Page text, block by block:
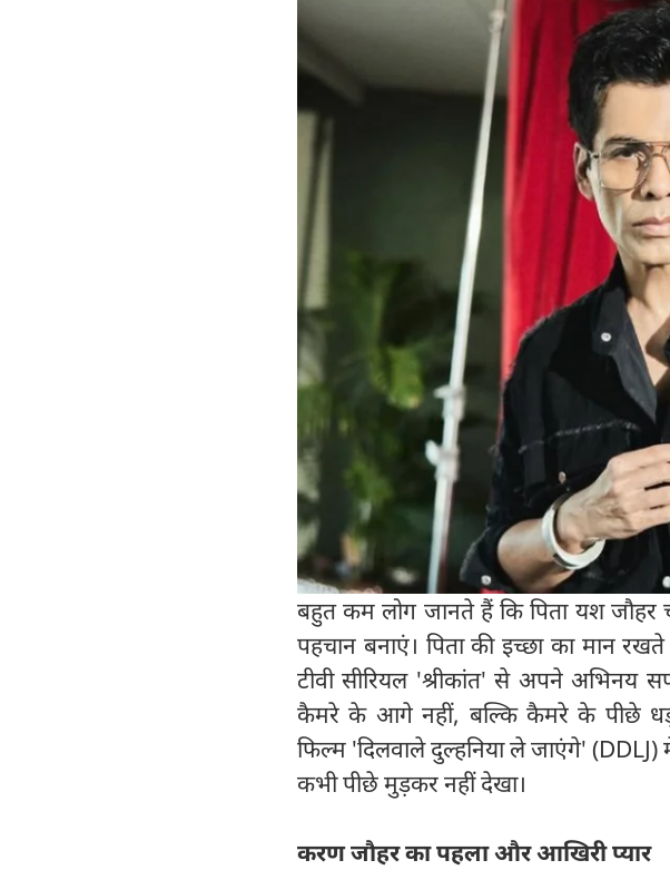
बहुत कम लोग जानते हैं कि पिता यश
पहचान बनाएं। पिता की इच्छा का मान
टीवी सीरियल 'श्रीकांत' से अपने
कैमरे के आगे नहीं, बल्कि कैमरे के पीछे
फिल्म 'दिलवाले दुल्हनिया ले जाएंगे'
कभी पीछे मुड़कर नहीं देखा।
करण जौहर का पहला और आखिरी प्यार